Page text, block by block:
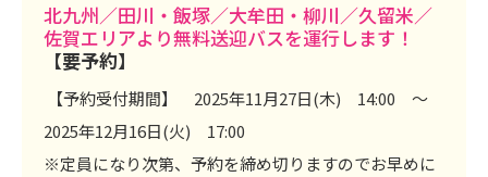
北九州／田川・飯塚／大牟田・柳川／久留米／
佐賀エリアより無料送迎バスを運行します！
【要予約】
【予約受付期間】 2025年11月27日(木) 14:00 ～
2025年12月16日(火) 17:00
※定員になり次第、予約を締め切りますのでお早めに